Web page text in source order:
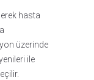
hasta
üzerinde
ile